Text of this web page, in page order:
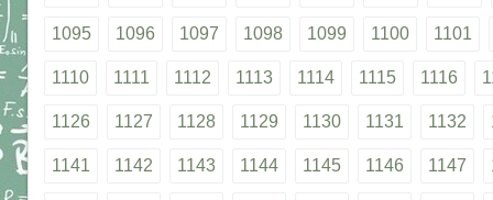
1095 1096 1097 1098 1099 1100 1101
1110 1111 1112 1113 1114 1115 1116
1126 1127 1128 1129 1130 1131 1132
1141 1142 1143 1144 1145 1146 1147